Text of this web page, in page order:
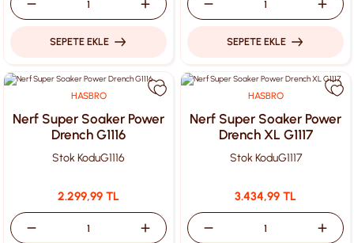
SEPETE EKLE SEPETE EKLE
HASBRO
Nerf Super Soaker Power
Drench G1116
Stok KoduG1116
2.299,99 TL
HASBRO
Nerf Super Soaker Power
Drench XL G1117
Stok KoduG1117
3.434,99 TL